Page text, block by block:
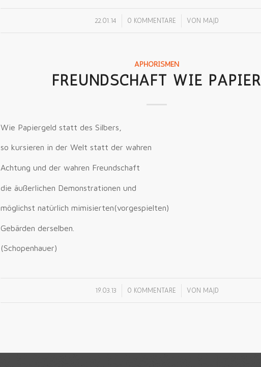
22.01.14 0 KOMMENTARE
/ VON MAJD
APHORISMEN
FREUNDSCHAFT WIE PAPIER
Wie Papiergeld statt des Silbers,
so kursieren in der Welt statt der wahren
Achtung und der wahren Freundschaft
die äußerlichen Demonstrationen und
möglichst natürlich mimisierten(vorgespielten)
Gebärden derselben.
(Schopenhauer)
19.03.13 0 KOMMENTARE
/ VON MAJD